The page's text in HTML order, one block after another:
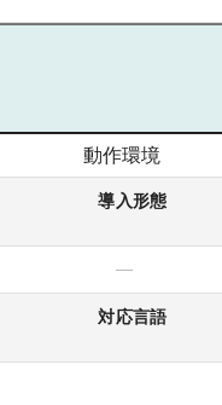
動作環境
導入形態
—
対応言語